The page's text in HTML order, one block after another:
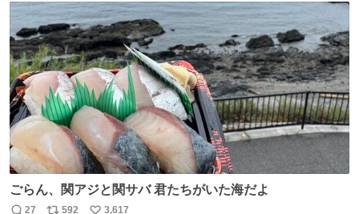
ばあちゃんがこれから降りてくるのだから絶対2度見する
ト
数
数
ごらん、関アジと関サバ 君たちがいた海だよ
27 592
3,617